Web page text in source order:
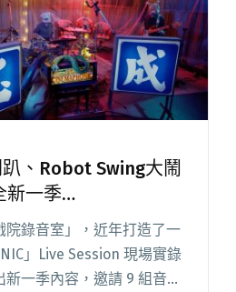
、Robot Swing大鬧
新一季
」搞笑登場
院錄音室」，近年打造了一
」Live Session 現場實錄
一季內容，邀請 9 組音樂